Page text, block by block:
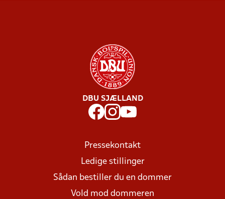
DBU SJÆLLAND
Pressekontakt
Ledige stillinger
Sådan bestiller du en dommer
Vold mod dommeren